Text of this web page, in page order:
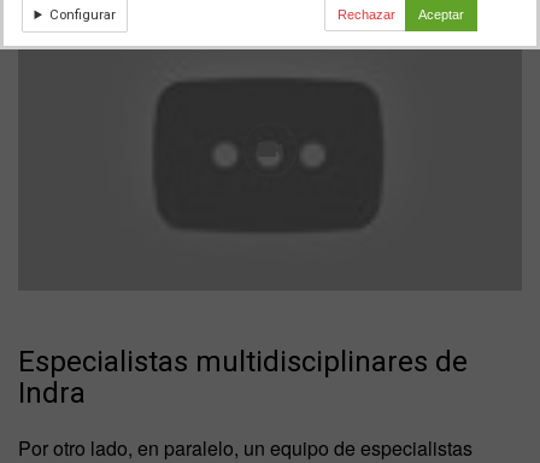
Especialistas multidisciplinares de
Indra
Por otro lado, en paralelo, un equipo de especialistas
Configurar Rechazar Aceptar